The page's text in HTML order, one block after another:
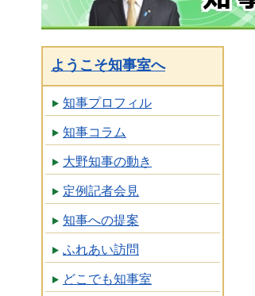
ようこそ知事室へ
知事プロフィル
知事コラム
大野知事の動き
定例記者会見
知事への提案
ふれあい訪問
どこでも知事室